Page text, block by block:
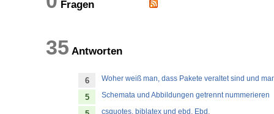
Fragen
35 Antworten
6 Woher weiß man, dass Pakete veraltet sind und
5 Schemata und Abbildungen getrennt nummerieren
csquotes, biblatex und ebd. Ebd.